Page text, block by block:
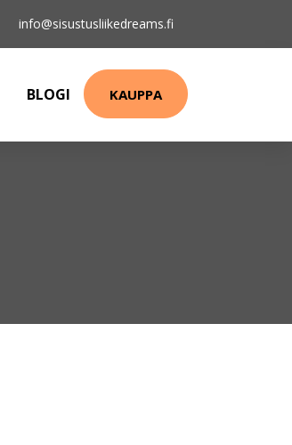
info@sisustusliikedreams.fi
BLOGI KAUPPA